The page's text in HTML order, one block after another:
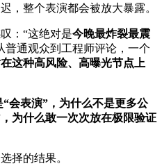
，整个表演都会被放大暴露。
：“这绝对是今晚最炸裂最震
普通观众到工程师评论，一个
这种高风险、高曝光节点上
“会表演”，为什么不是更多公
为什么敢一次次放在极限验证
择的结果。